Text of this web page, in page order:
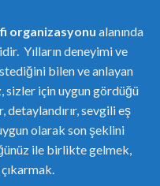
organizasyonu alanında
Yılların deneyimi ve
bilen ve anlayan
sizler için uygun gördüğü
detaylandırır, sevgili eş
olarak son şeklini
ile birlikte gelmek,